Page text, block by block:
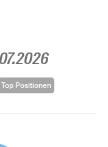
Top Positionen